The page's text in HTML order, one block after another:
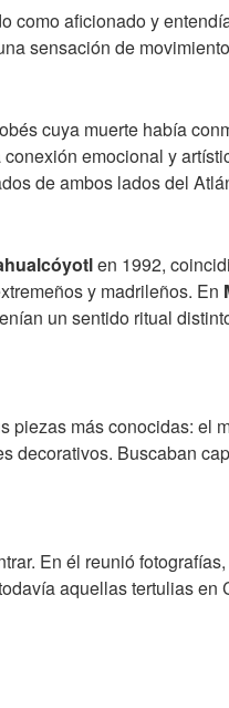
aficionado y
sensación de
cuya muerte había
emocional y
de ambos lados del
en 1992,
y madrileños. En
un sentido ritual
piezas más conocidas: el
decorativos. Buscaban
En él reunió
aquellas tertulias